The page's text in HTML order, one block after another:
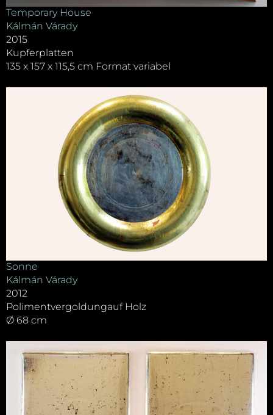
Temporary House
Kálmán Várady
2015
Kupferplatten
135 x 157 x 115,5 cm Format variabel
Sonne
Kálmán Várady
2012
Polimentvergoldungauf Holz
Ø 68 cm